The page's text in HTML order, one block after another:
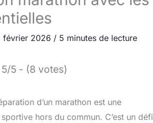
février 2026 / 5 minutes de lecture
5/5 - (8 votes)
d’un marathon est une
hors du commun. C’est un défi